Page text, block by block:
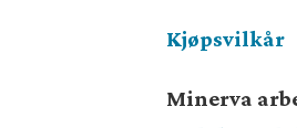
Kjøpsvilkår
Minerva